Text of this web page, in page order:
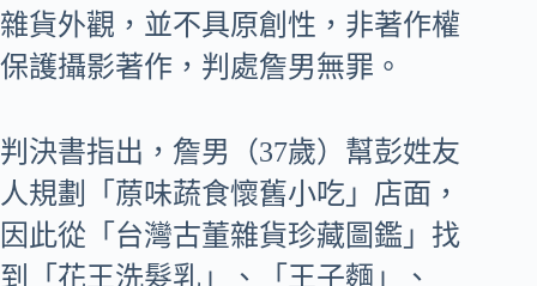
雜貨外觀，並不具原創性，非著作權
保護攝影著作，判處詹男無罪。
判決書指出，詹男（37歲）幫彭姓友
人規劃「蒝味蔬食懷舊小吃」店面，
因此從「台灣古董雜貨珍藏圖鑑」找
到「花王洗髮乳」、「王子麵」、